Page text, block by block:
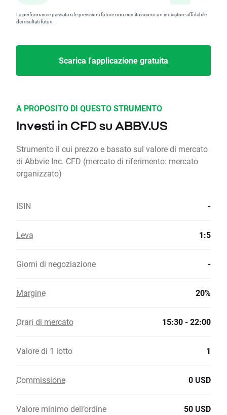
La performance passata o le previsioni future non costituiscono un indicatore affidabile
dei risultati futuri.
Scarica l'applicazione gratuita
A PROPOSITO DI QUESTO STRUMENTO
Investi in CFD su ABBV.US
Strumento il cui prezzo e basato sul valore di mercato
di Abbvie Inc. CFD (mercato di riferimento: mercato
organizzato)
ISIN -
Leva 1:5
Giorni di negoziazione -
Margine 20%
Orari di mercato 15:30 - 22:00
Valore di 1 lotto 1
Commissione 0 USD
Valore minimo dell’ordine 50 USD